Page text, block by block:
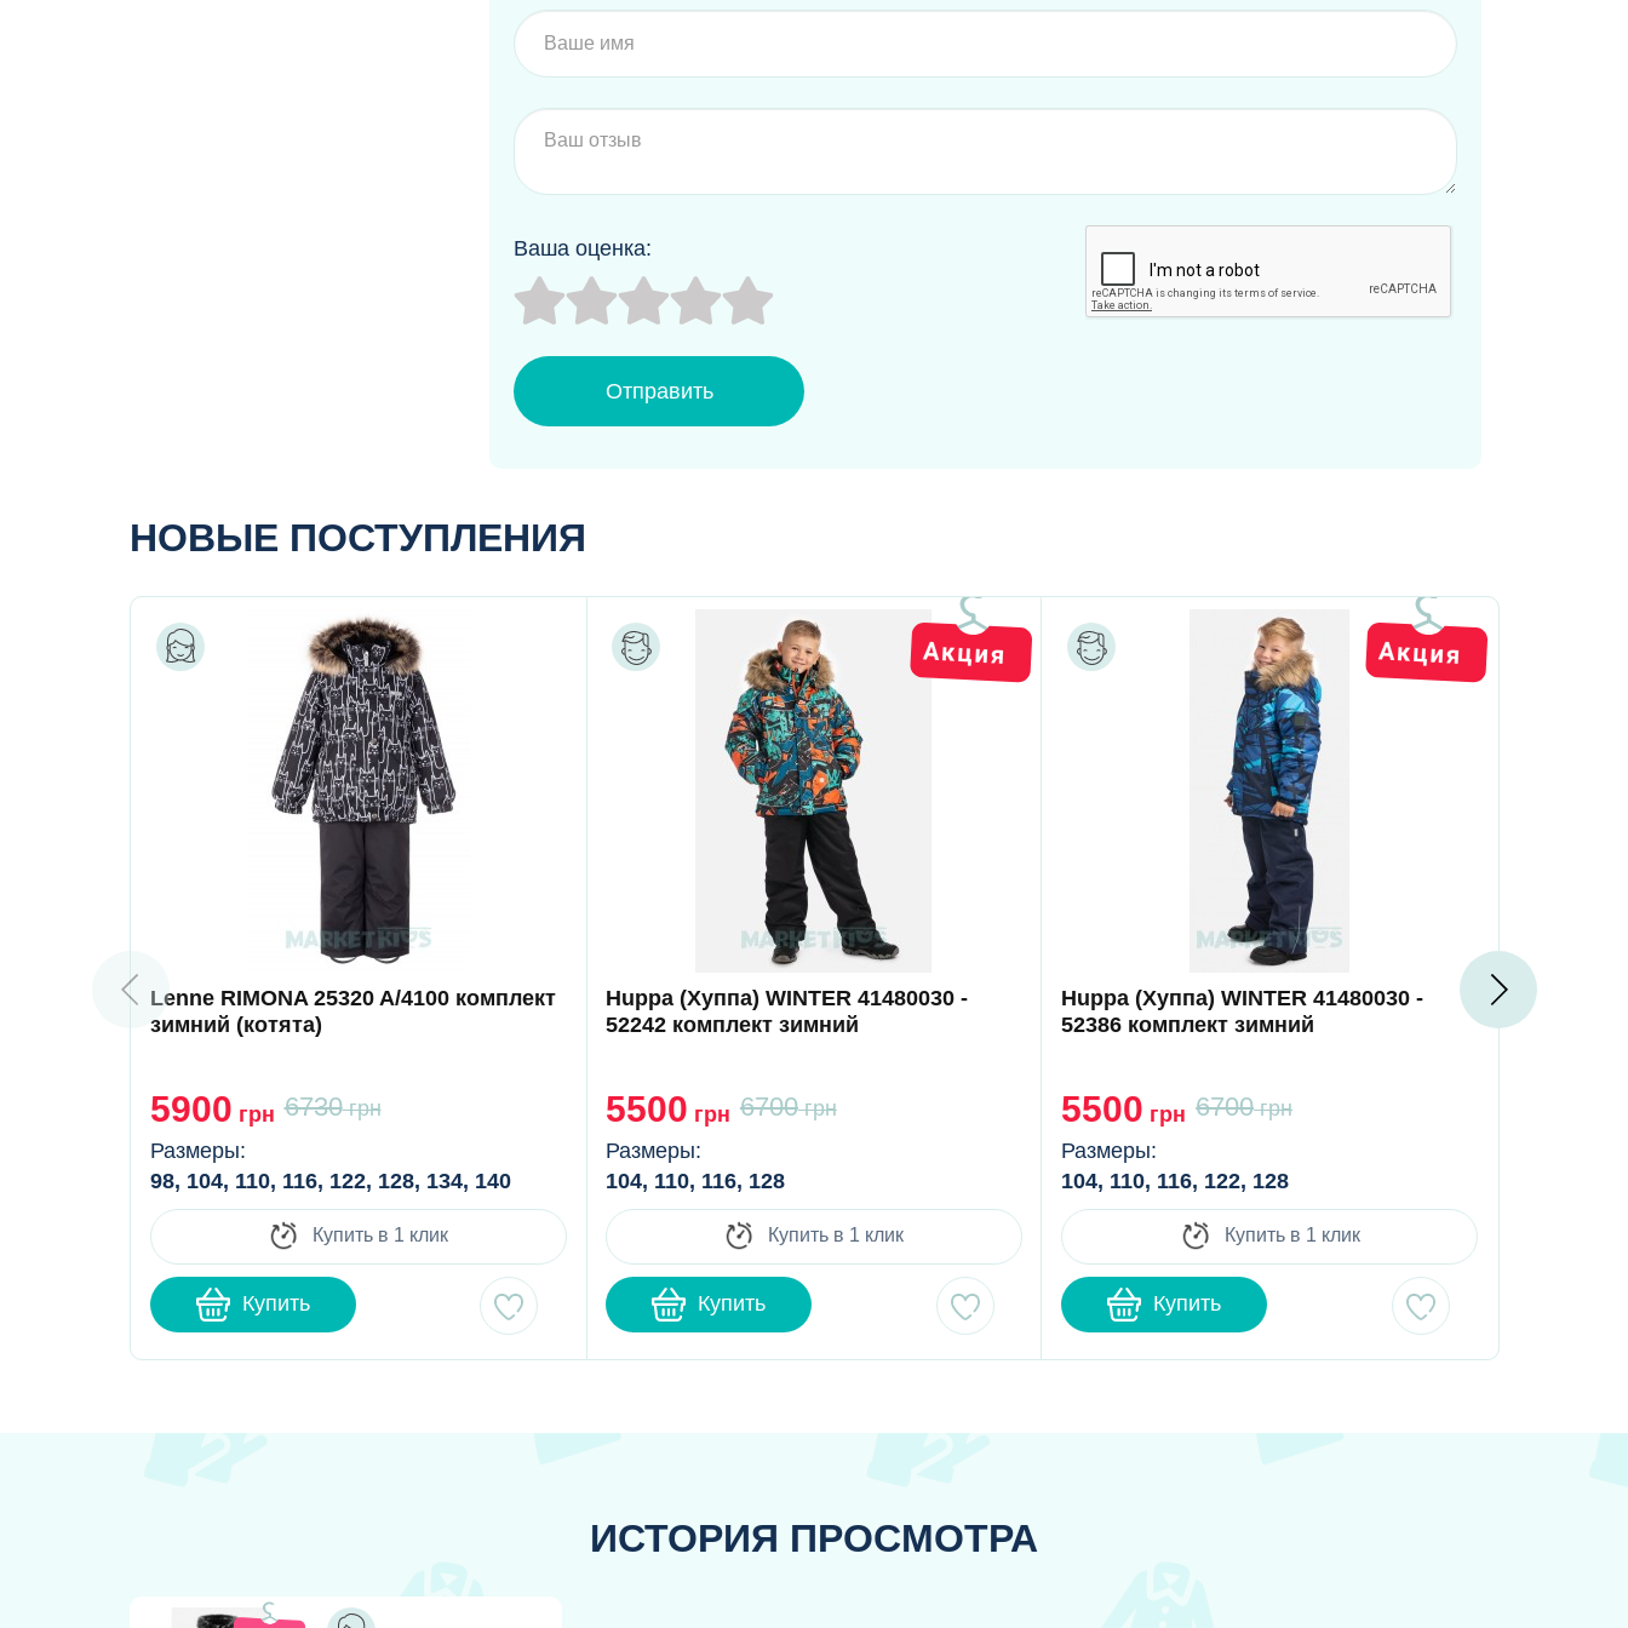
режим Хуппа - от 0 до- 25 градусов, мембранная ткань.
Ваша оценка:
Отправить
НОВЫЕ ПОСТУПЛЕНИЯ
Lenne RIMONA 25320 A/4100 комплект
зимний (котята)
5900 грн 6730грн
Размеры:
98, 104, 110, 116, 122, 128, 134, 140
Купить в 1 клик
Купить
Huppa (Хуппа) WINTER 41480030 -
52242 комплект зимний
5500 грн 6700грн
Размеры:
104, 110, 116, 128
Купить в 1 клик
Купить
Huppa (Хуппа) WINTER 41480030 -
52386 комплект зимний
5500 грн 6700грн
Размеры:
104, 110, 116, 122, 128
Купить в 1 клик
Купить
Huppa
52347
ИСТОРИЯ ПРОСМОТРА